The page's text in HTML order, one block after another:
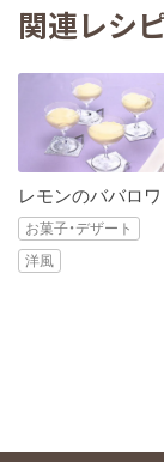
関連レシ
レモンのババロワ
お菓子・デザート
洋風